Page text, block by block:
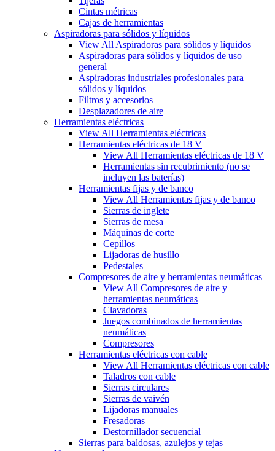
Cintas métricas
Cajas de herramientas
Aspiradoras para sólidos y líquidos
View All Aspiradoras para sólidos y líquidos
Aspiradoras para sólidos y líquidos de uso
general
Aspiradoras industriales profesionales para
sólidos y líquidos
Filtros y accesorios
Desplazadores de aire
Herramientas eléctricas
View All Herramientas eléctricas
Herramientas eléctricas de 18 V
View All Herramientas eléctricas de 18 V
Herramientas sin recubrimiento (no se
incluyen las baterías)
Herramientas fijas y de banco
View All Herramientas fijas y de banco
Sierras de inglete
Sierras de mesa
Máquinas de corte
Cepillos
Lijadoras de husillo
Pedestales
Compresores de aire y herramientas neumáticas
View All Compresores de aire y
herramientas neumáticas
Clavadoras
Juegos combinados de herramientas
neumáticas
Compresores
Herramientas eléctricas con cable
View All Herramientas eléctricas con cable
Taladros con cable
Sierras circulares
Sierras de vaivén
Lijadoras manuales
Fresadoras
Destornillador secuencial
Sierras para baldosas, azulejos y tejas